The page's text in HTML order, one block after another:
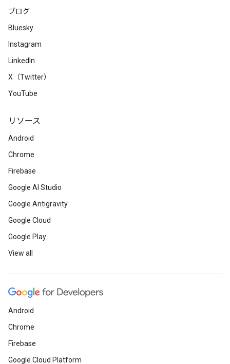
ブログ
Bluesky
Instagram
LinkedIn
X（Twitter）
YouTube
リソース
Android
Chrome
Firebase
Google AI Studio
Google Antigravity
Google Cloud
Google Play
View all
Android
Chrome
Firebase
Google Cloud Platform